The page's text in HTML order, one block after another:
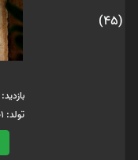
(45)
بازدید: 356 - کد متوفی: 6073768
تولد: 13380101 فوت: 13980917